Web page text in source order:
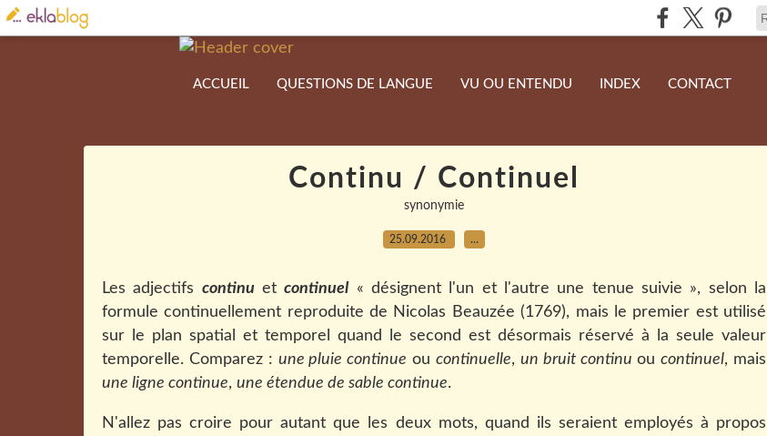
ACCUEIL QUESTIONS DE LANGUE VU OU ENTENDU INDEX CONTACT
Continu / Continuel
synonymie
25.09.2016 …
Les adjectifs continu etcontinuel « désignent l'un et l'autre une tenue suivie », selon la
formule continuellement reproduite de Nicolas Beauzée (1769), mais le premier est utilisé
sur le plan spatial et temporel quand le second est désormais réservé à la seule valeur
temporelle. Comparez : une pluie continue ou continuelle, un bruit continu oucontinuel, mais
une ligne continue, une étendue de sable continue.
N'allez pas croire pour autant que les deux mots, quand ils seraient employés à propos